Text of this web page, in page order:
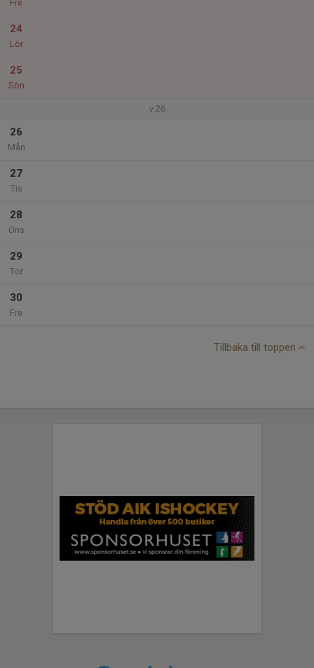
Fre
24
Lör
25
Sön
v.26
26
Mån
27
Tis
28
Ons
29
Tor
30
Fre
Tillbaka till toppen